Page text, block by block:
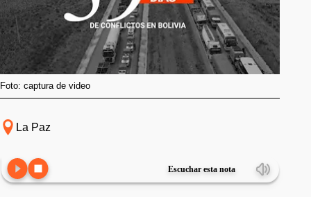
Foto: captura de video
La Paz
Escuchar esta nota